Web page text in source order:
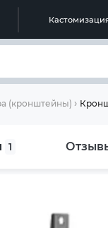
(кронштейны)
1